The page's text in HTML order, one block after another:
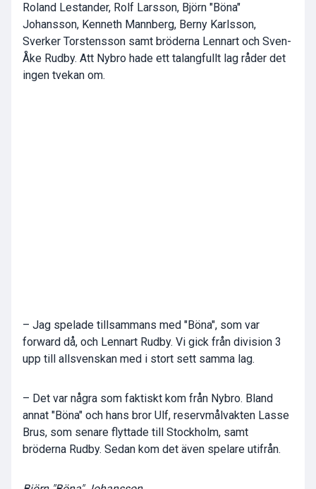
Roland Lestander, Rolf Larsson, Björn "Böna"
Johansson, Kenneth Mannberg, Berny Karlsson,
Sverker Torstensson samt bröderna Lennart och Sven-
Åke Rudby. Att Nybro hade ett talangfullt lag råder det
ingen tvekan om.
– Jag spelade tillsammans med "Böna", som var
forward då, och Lennart Rudby. Vi gick från division 3
upp till allsvenskan med i stort sett samma lag.
– Det var några som faktiskt kom från Nybro. Bland
annat "Böna" och hans bror Ulf, reservmålvakten Lasse
Brus, som senare flyttade till Stockholm, samt
bröderna Rudby. Sedan kom det även spelare utifrån.